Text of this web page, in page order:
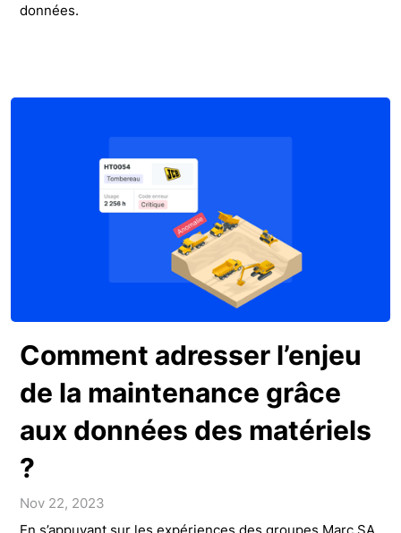
données.
Comment adresser l’enjeu
de la maintenance grâce
aux données des matériels
?
Nov 22, 2023
En s’appuyant sur les expériences des groupes Marc SA